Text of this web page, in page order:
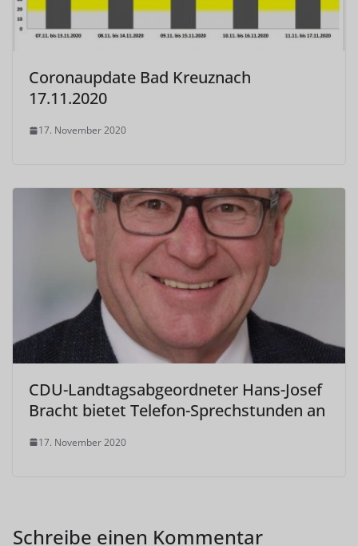
Coronaupdate Bad Kreuznach
17.11.2020
17. November 2020
CDU-Landtagsabgeordneter Hans-Josef
Bracht bietet Telefon-Sprechstunden an
17. November 2020
Schreibe einen Kommentar